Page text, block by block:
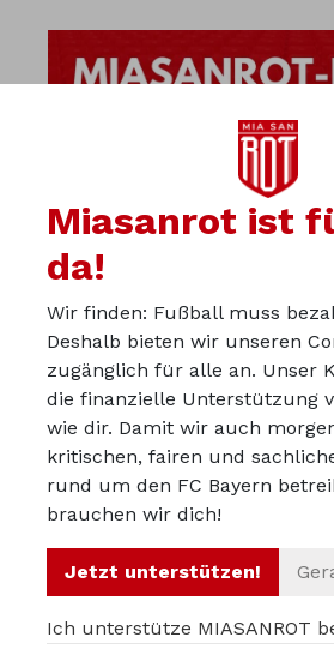
© 2012 – 2026 Miasanrot
Über uns
Werbepartner werden
Impressum
Datenschutz
Miasanrot ist
da!
Wir finden: Fußball muss
Deshalb bieten wir unseren
zugänglich für alle an. Unser
die finanzielle Unterstützung
wie dir. Damit wir auch
kritischen, fairen und
rund um den FC Bayern
brauchen wir dich!
Jetzt unterstützen!
Ich unterstütze MIASANROT